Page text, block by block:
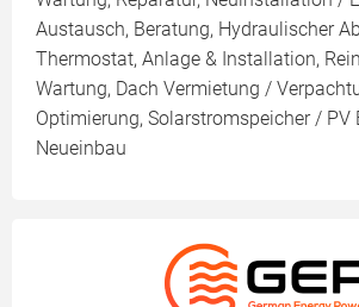
Austausch, Beratung, Hydraulischer
Thermostat, Anlage & Installation,
Wartung, Dach Vermietung /
Optimierung, Solarstromspeicher / PV
Neueinbau